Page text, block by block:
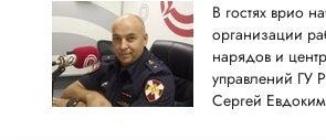
В гостях врио
организации
нарядов и
управлений ГУ
Сергей